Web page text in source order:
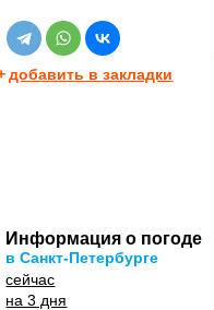
добавить в закладки
Информация о погоде
в Санкт-Петербурге
сейчас
на 3 дня